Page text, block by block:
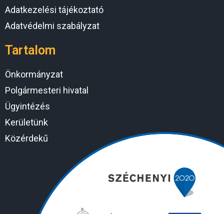
Adatkezelési tájékoztató
Adatvédelmi szabályzat
Tartalom
Önkormányzat
Polgármesteri hivatal
Ügyintézés
Kerületünk
Közérdekű